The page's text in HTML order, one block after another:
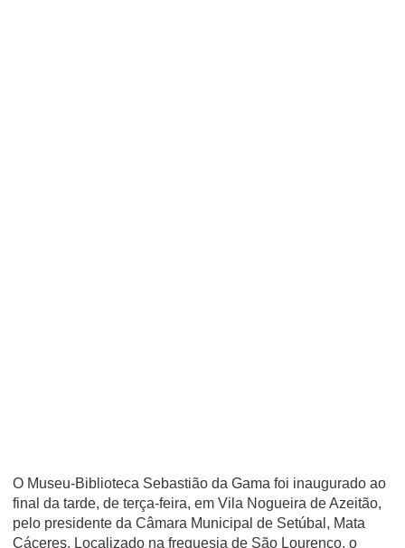
O Museu-Biblioteca Sebastião da Gama foi inaugurado ao
final da tarde, de terça-feira, em Vila Nogueira de Azeitão,
pelo presidente da Câmara Municipal de Setúbal, Mata
Cáceres. Localizado na freguesia de São Lourenço, o